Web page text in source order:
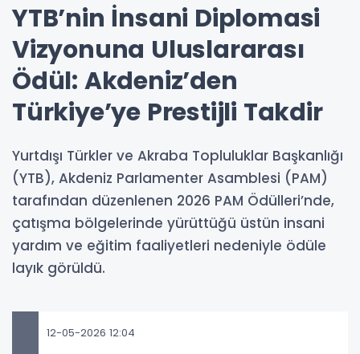
YTB’nin İnsani Diplomasi
Vizyonuna Uluslararası
Ödül: Akdeniz’den
Türkiye’ye Prestijli Takdir
Yurtdışı Türkler ve Akraba Topluluklar Başkanlığı
(YTB), Akdeniz Parlamenter Asamblesi (PAM)
tarafından düzenlenen 2026 PAM Ödülleri’nde,
çatışma bölgelerinde yürüttüğü üstün insani
yardım ve eğitim faaliyetleri nedeniyle ödüle
layık görüldü.
12-05-2026 12:04